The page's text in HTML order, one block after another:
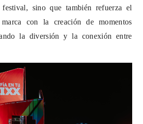
sino que también refuerza el
con la creación de momentos
la diversión y la conexión entre